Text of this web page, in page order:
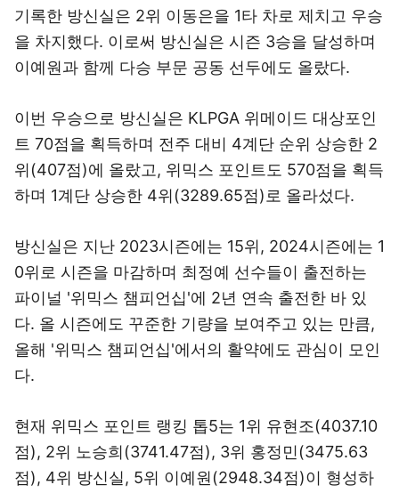
기록한 방신실은 2위 이동은을 1타 차로 제치고 우승
을 차지했다. 이로써 방신실은 시즌 3승을 달성하며
이예원과 함께 다승 부문 공동 선두에도 올랐다.
이번 우승으로 방신실은 KLPGA 위메이드 대상포인
트 70점을 획득하며 전주 대비 4계단 순위 상승한 2
위(407점)에 올랐고, 위믹스 포인트도 570점을 획득
하며 1계단 상승한 4위(3289.65점)로 올라섰다.
방신실은 지난 2023시즌에는 15위, 2024시즌에는 1
0위로 시즌을 마감하며 최정예 선수들이 출전하는
파이널 '위믹스 챔피언십'에 2년 연속 출전한 바 있
다. 올 시즌에도 꾸준한 기량을 보여주고 있는 만큼,
올해 '위믹스 챔피언십'에서의 활약에도 관심이 모인
다.
현재 위믹스 포인트 랭킹 톱5는 1위 유현조(4037.10
점), 2위 노승희(3741.47점), 3위 홍정민(3475.63
점), 4위 방신실, 5위 이예원(2948.34점)이 형성하